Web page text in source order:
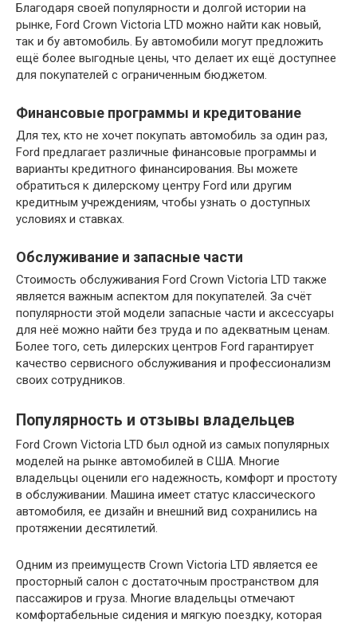
Благодаря своей популярности и долгой истории на
рынке, Ford Crown Victoria LTD можно найти как новый,
так и бу автомобиль. Бу автомобили могут предложить
ещё более выгодные цены, что делает их ещё доступнее
для покупателей с ограниченным бюджетом.
Финансовые программы и кредитование
Для тех, кто не хочет покупать автомобиль за один раз,
Ford предлагает различные финансовые программы и
варианты кредитного финансирования. Вы можете
обратиться к дилерскому центру Ford или другим
кредитным учреждениям, чтобы узнать о доступных
условиях и ставках.
Обслуживание и запасные части
Стоимость обслуживания Ford Crown Victoria LTD также
является важным аспектом для покупателей. За счёт
популярности этой модели запасные части и аксессуары
для неё можно найти без труда и по адекватным ценам.
Более того, сеть дилерских центров Ford гарантирует
качество сервисного обслуживания и профессионализм
своих сотрудников.
Популярность и отзывы владельцев
Ford Crown Victoria LTD был одной из самых популярных
моделей на рынке автомобилей в США. Многие
владельцы оценили его надежность, комфорт и простоту
в обслуживании. Машина имеет статус классического
автомобиля, ее дизайн и внешний вид сохранились на
протяжении десятилетий.
Одним из преимуществ Crown Victoria LTD является ее
просторный салон с достаточным пространством для
пассажиров и груза. Многие владельцы отмечают
комфортабельные сидения и мягкую поездку, которая